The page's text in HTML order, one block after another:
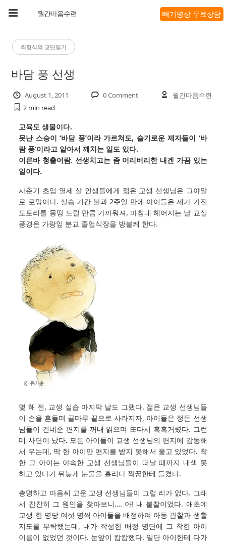
월간마음수련 빼기명상 무료상담
최형식의 교단일기
바담 풍 선생
August 1, 2011 0 Comment
월간마음수련
2 min read
교육도 생물이다.
못난 스승이 ‘바담 풍’이라 가르쳐도, 슬기로운 제자들이 ‘바
람 풍’이라고 알아서 깨치는 일도 있다.
이른바 청출어람. 선생치고는 좀 어리버리한 내겐 가끔 있는
일이다.
사춘기 초입 열세 살 인생들에게 젊은 교생 선생님은 그야말
로 로망이다. 실습 기간 불과 2주일 만에 아이들은 제가 가진
도토리를 몽땅 드릴 만큼 가까워져, 마침내 헤어지는 날 교실
풍경은 가랑잎 분교 졸업식장을 방불케 한다.
몇 해 전, 교생 실습 마지막 날도 그랬다. 젊은 교생 선생님들
이 손을 흔들며 골마루 끝으로 사라지자, 아이들은 정든 선생
님들이 건네준 편지를 꺼내 읽으며 또다시 흑흑거렸다. 그런
데 사단이 났다. 모든 아이들이 교생 선생님의 편지에 감동해
서 우는데, 딱 한 아이만 편지를 받지 못해서 울고 있었다. 착
한 그 아이는 야속한 교생 선생님들이 떠날 때까지 내색 못
하고 있다가 뒤늦게 눈물을 흘리다 짝꿍한테 들켰다.
총명하고 마음씨 고운 교생 선생님들이 그럴 리가 없다. 그래
서 찬찬히 그 원인을 찾아보니…. 아! 내 불찰이었다. 애초에
교생 한 명당 여섯 명씩 아이들을 배정하여 아동 관찰과 생활
지도를 부탁했는데, 내가 작성한 배정 명단에 그 착한 아이
이름이 없었던 것이다. 눈앞이 캄캄했다. 일단 아이한테 다가